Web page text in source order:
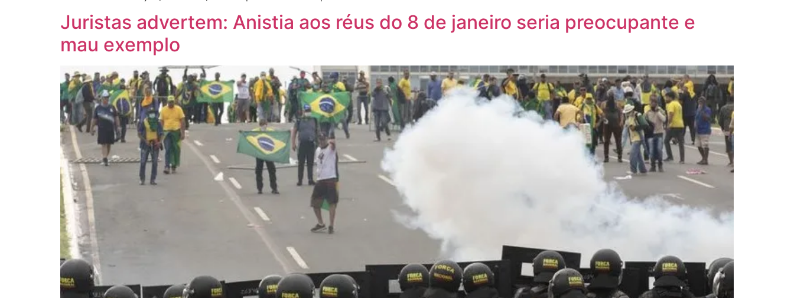
Juristas advertem: Anistia aos réus do 8 de janeiro seria preocupante e
mau exemplo